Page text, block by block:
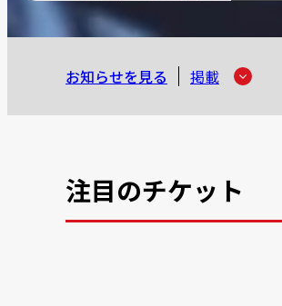
お知らせを見る 掲載
注目のチケット